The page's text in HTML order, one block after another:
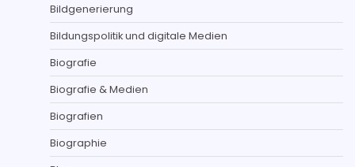
Bildgenerierung
Bildungspolitik und digitale Medien
Biografie
Biografie & Medien
Biografien
Biographie